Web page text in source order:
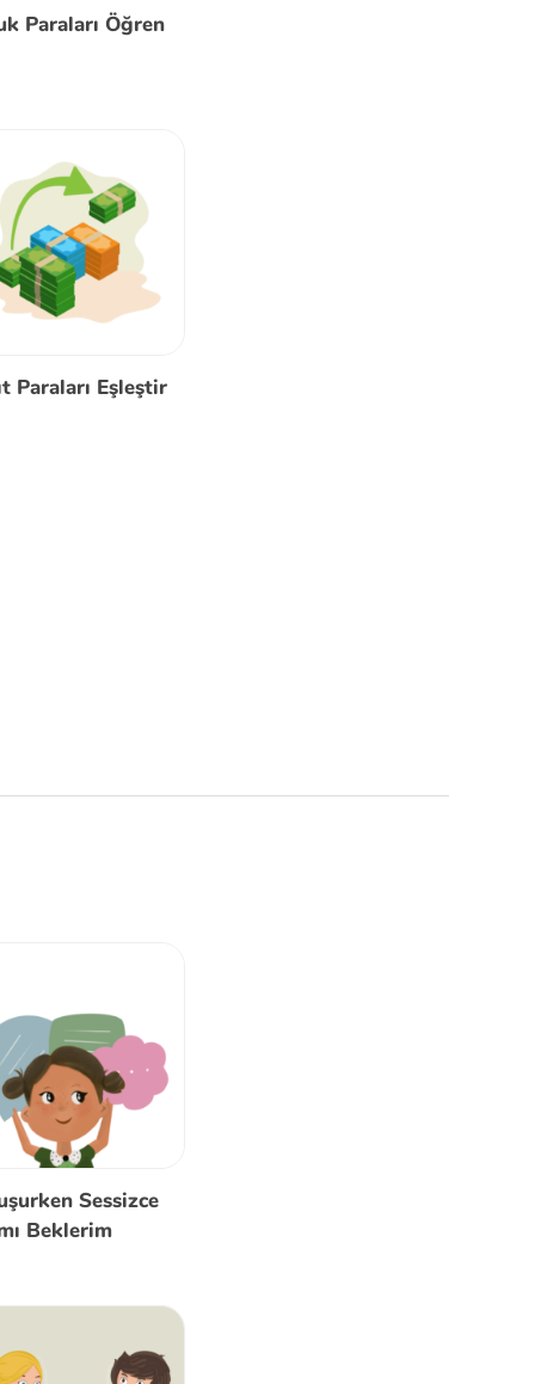
Paraları Öğren
Paraları Eşleştir
Sessizce
Beklerim